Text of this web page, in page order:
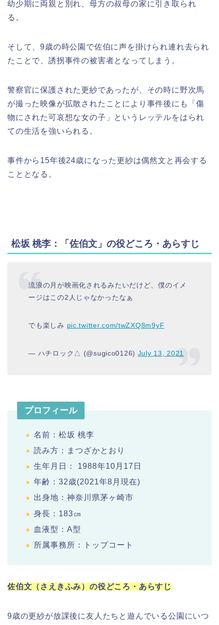
幼少期に両親と別れ、母方の叔母の家に引き取られ
る。
そして、9歳の時公園で佐伯に声を掛けられ連れ去られ
たことで、誘拐事件の被害者となってしまう。
警察官に保護された更紗であったが、その時に野次馬
が撮った映像が拡散されたことにより事件後にも「傷
物にされた可哀想な女の子」というレッテルをはられ
ての生活を強いられる。
事件から15年後24歳になった更紗は偶然文と再会する
こととなる。
松坂 桃李：「佐伯文」の役どころ・あらすじ
流浪の月が映画化されるみたいだけど、僕のイメ
ージはこの2人じゃなかったなぁ
でも楽しみ pic.twitter.com/twZXQ8m9yF
— ハチロック△ (@sugico0126) July 13, 2021
プロフィール
名前：松坂 桃李
読み方：まつざかとおり
生年月日： 1988年10月17日
年齢：32歳(2021年8月現在)
出身地：神奈川県茅ヶ崎市
身長：183㎝
血液型：A型
所属事務所：トップコート
佐伯文（さえきふみ）の役どころ・あらすじ
9歳の更紗が放課後に友人たちと遊んでいる公園にいつ